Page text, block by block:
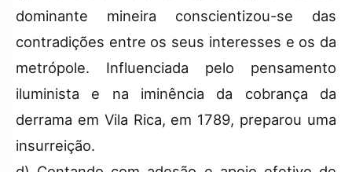
dominante mineira conscientizou-se das
contradições entre os seus interesses e os da
metrópole. Influenciada pelo pensamento
iluminista e na iminência da cobrança da
derrama em Vila Rica, em 1789, preparou uma
insurreição.